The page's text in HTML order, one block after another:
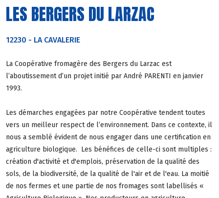
LES BERGERS DU LARZAC
12230 - LA CAVALERIE
La Coopérative fromagère des Bergers du Larzac est
l’aboutissement d’un projet initié par André PARENTI en janvier
1993.
Les démarches engagées par notre Coopérative tendent toutes
vers un meilleur respect de l’environnement. Dans ce contexte, il
nous a semblé évident de nous engager dans une certification en
agriculture biologique. Les bénéfices de celle-ci sont multiples :
création d'activité et d'emplois, préservation de la qualité des
sols, de la biodiversité, de la qualité de l'air et de l'eau. La moitié
de nos fermes et une partie de nos fromages sont labellisés «